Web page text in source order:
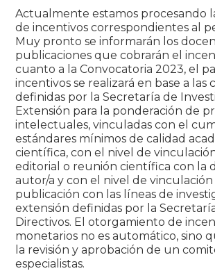
Actualmente estamos procesando
de incentivos correspondientes al
Muy pronto se informarán los
publicaciones que cobrarán el
cuanto a la Convocatoria 2023, el
incentivos se realizará en base a las
definidas por la Secretaría de
Extensión para la ponderación de
intelectuales, vinculadas con el
estándares mínimos de calidad
científica, con el nivel de
editorial o reunión científica con la
autor/a y con el nivel de vinculación
publicación con las líneas de
extensión definidas por la
Directivos. El otorgamiento de
monetarios no es automático, sino
la revisión y aprobación de un
especialistas.